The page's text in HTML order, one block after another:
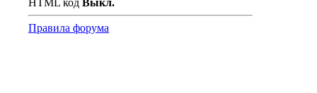
HTML код Выкл.
Правила форума